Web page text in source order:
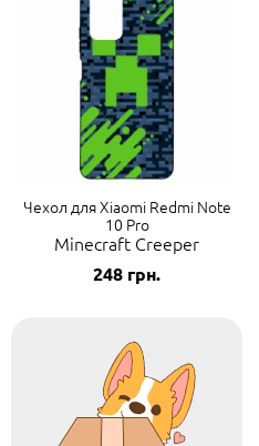
Чехол для Xiaomi Redmi Note
10 Pro
Minecraft Creeper
248 грн.